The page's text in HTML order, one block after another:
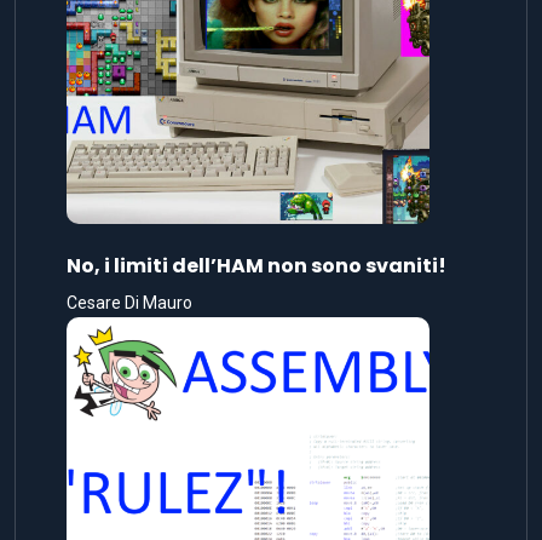
No, i limiti dell’HAM non sono svaniti!
Cesare Di Mauro